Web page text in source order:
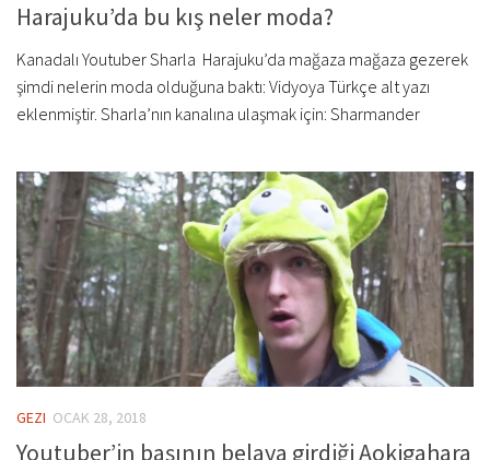
Harajuku’da bu kış neler moda?
Kanadalı Youtuber Sharla Harajuku’da mağaza mağaza gezerek
şimdi nelerin moda olduğuna baktı: Vidyoya Türkçe alt yazı
eklenmiştir. Sharla’nın kanalına ulaşmak için: Sharmander
GEZI OCAK 28, 2018
Youtuber’in başının belaya girdiği Aokigahara